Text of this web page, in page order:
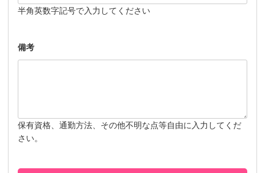
半角英数字記号で入力してください
備考
保有資格、通勤方法、その他不明な点等自由に入力してくだ
さい。